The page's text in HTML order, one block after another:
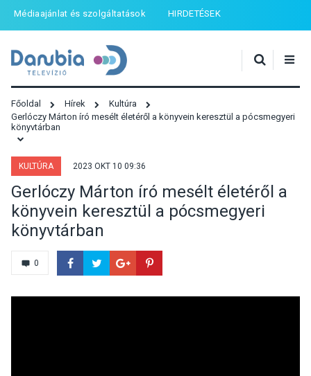
Médiaajánlat és szolgáltatások HIRDETÉSEK
Főoldal Hírek
Kultúra
Gerlóczy Márton író mesélt életéről a könyvein keresztül a pócsmegyeri
könyvtárban
KULTÚRA 2023 OKT 10 09:36
Gerlóczy Márton író mesélt életéről a
könyvein keresztül a pócsmegyeri
könyvtárban
0